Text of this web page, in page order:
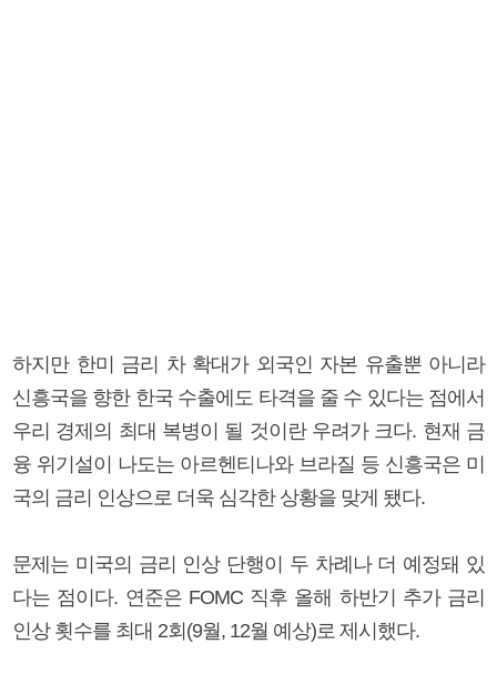
하지만 한미 금리 차 확대가 외국인 자본 유출뿐 아니라
신흥국을 향한 한국 수출에도 타격을 줄 수 있다는 점에서
우리 경제의 최대 복병이 될 것이란 우려가 크다. 현재 금
융 위기설이 나도는 아르헨티나와 브라질 등 신흥국은 미
국의 금리 인상으로 더욱 심각한 상황을 맞게 됐다.
문제는 미국의 금리 인상 단행이 두 차례나 더 예정돼 있
다는 점이다. 연준은 FOMC 직후 올해 하반기 추가 금리
인상 횟수를 최대 2회(9월, 12월 예상)로 제시했다.